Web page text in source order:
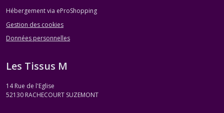
Hébergement via eProShopping
Gestion des cookies
Données personnelles
Les Tissus M
14 Rue de l'Eglise
52130 RACHECOURT SUZEMONT